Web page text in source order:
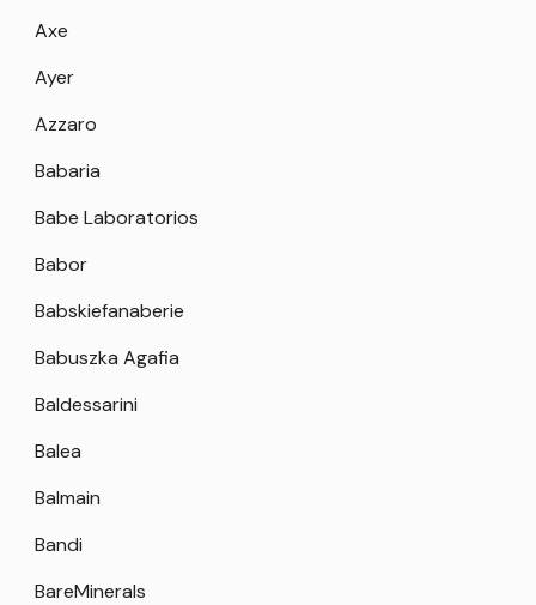
Axe
Ayer
Azzaro
Babaria
Babe Laboratorios
Babor
Babskiefanaberie
Babuszka Agafia
Baldessarini
Balea
Balmain
Bandi
BareMinerals